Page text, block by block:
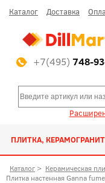
Каталог Доставка
+7(495) 748-
ПЛИТКА, КЕРАМОГРАНИТ
Каталог > Керамическая
Плитка настенная Ganna